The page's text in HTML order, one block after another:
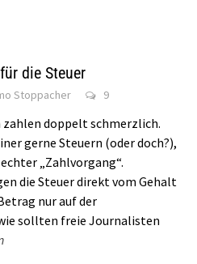
die Steuer
Stoppacher 9
doppelt schmerzlich.
gerne Steuern (oder doch?),
„Zahlvorgang“.
die Steuer direkt vom Gehalt
nur auf der
sollten freie Journalisten